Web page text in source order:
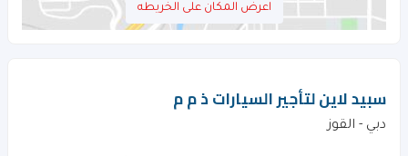
اعرض المكان على الخريطه
سبيد لاين لتأجير السيارات ذ م م
دبي - القوز